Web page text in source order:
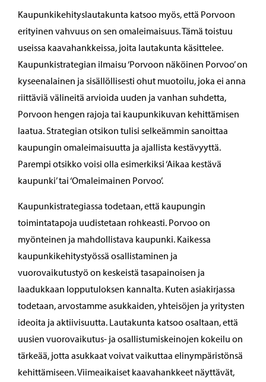
Kaupunkikehityslautakunta katsoo myös, että Porvoon
erityinen vahvuus on sen omaleimaisuus. Tämä toistuu
useissa kaavahankkeissa, joita lautakunta käsittelee.
Kaupunkistrategian ilmaisu ‘Porvoon näköinen Porvoo’ on
kyseenalainen ja sisällöllisesti ohut muotoilu, joka ei anna
riittäviä välineitä arvioida uuden ja vanhan suhdetta,
Porvoon hengen rajoja tai kaupunkikuvan kehittämisen
laatua. Strategian otsikon tulisi selkeämmin sanoittaa
kaupungin omaleimaisuutta ja ajallista kestävyyttä.
Parempi otsikko voisi olla esimerkiksi ‘Aikaa kestävä
kaupunki’ tai ‘Omaleimainen Porvoo’.
Kaupunkistrategiassa todetaan, että kaupungin
toimintatapoja uudistetaan rohkeasti. Porvoo on
myönteinen ja mahdollistava kaupunki. Kaikessa
kaupunkikehitystyössä osallistaminen ja
vuorovaikutustyö on keskeistä tasapainoisen ja
laadukkaan lopputuloksen kannalta. Kuten asiakirjassa
todetaan, arvostamme asukkaiden, yhteisöjen ja yritysten
ideoita ja aktiivisuutta. Lautakunta katsoo osaltaan, että
uusien vuorovaikutus- ja osallistumiskeinojen kokeilu on
tärkeää, jotta asukkaat voivat vaikuttaa elinympäristönsä
kehittämiseen. Viimeaikaiset kaavahankkeet näyttävät,